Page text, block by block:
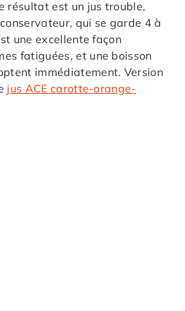
résultat est un jus trouble,
qui se garde 4 à
une excellente façon
fatiguées, et une boisson
immédiatement. Version
jus ACE carotte-orange-